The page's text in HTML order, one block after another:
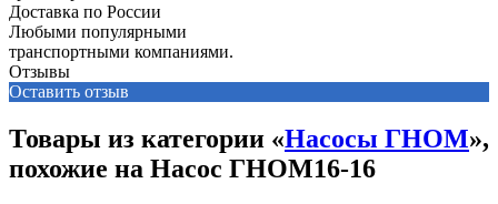
Доставка по России
Любыми популярными
транспортными компаниями.
Отзывы
Оставить отзыв
Товары из категории «Насосы ГНОМ»,
похожие на Насос ГНОМ16-16